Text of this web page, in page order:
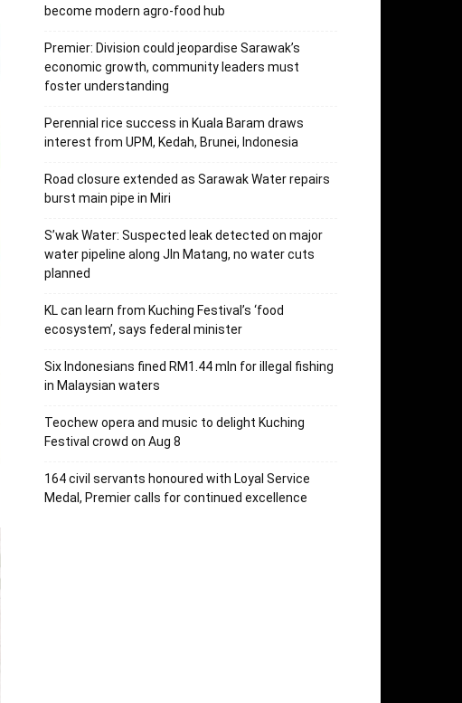
become modern agro-food hub
Premier: Division could jeopardise Sarawak’s
economic growth, community leaders must
foster understanding
Perennial rice success in Kuala Baram draws
interest from UPM, Kedah, Brunei, Indonesia
Road closure extended as Sarawak Water repairs
burst main pipe in Miri
S’wak Water: Suspected leak detected on major
water pipeline along Jln Matang, no water cuts
planned
KL can learn from Kuching Festival’s ‘food
ecosystem’, says federal minister
Six Indonesians fined RM1.44 mln for illegal fishing
in Malaysian waters
Teochew opera and music to delight Kuching
Festival crowd on Aug 8
164 civil servants honoured with Loyal Service
Medal, Premier calls for continued excellence